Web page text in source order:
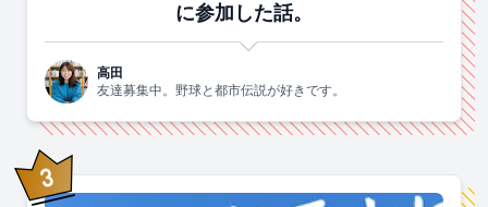
に参加した話。
高田
友達募集中。野球と都市伝説が好きです。
3位